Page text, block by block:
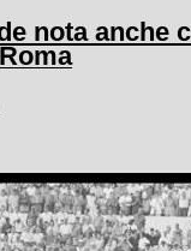
nota anche